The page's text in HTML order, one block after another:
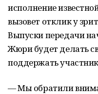
исполнение
вызовет отклик у
Выпуски передачи
Жюри будет делать
поддержать
— Мы обратили